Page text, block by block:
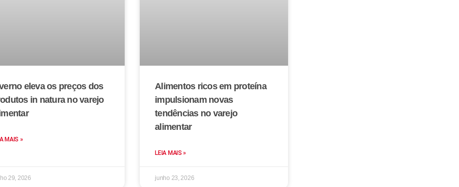
eleva os preços dos
in natura no varejo
MAIS »
29, 2026
Alimentos ricos em proteína
impulsionam novas
tendências no varejo
alimentar
LEIA MAIS »
junho 23, 2026